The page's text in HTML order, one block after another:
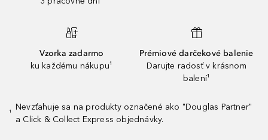
Vzorka zadarmo
ku každému nákupu¹
Prémiové darčekové balenie
Darujte radosť v krásnom
balení¹
¹
Nevzťahuje sa na produkty označené ako "Douglas Partner"
a Click & Collect Express objednávky.